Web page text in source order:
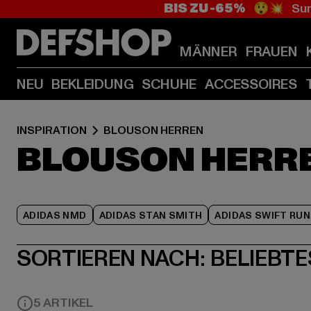
BIS ZU -65% 😲💥
MÄNNER FRAUEN
NEU BEKLEIDUNG SCHUHE ACCESSOIRES
INSPIRATION BLOUSON HERREN
BLOUSON
ADIDAS NMD ADIDAS STAN SMITH ADIDAS SWIFT RUN
SORTIEREN NACH:
5 ARTIKEL